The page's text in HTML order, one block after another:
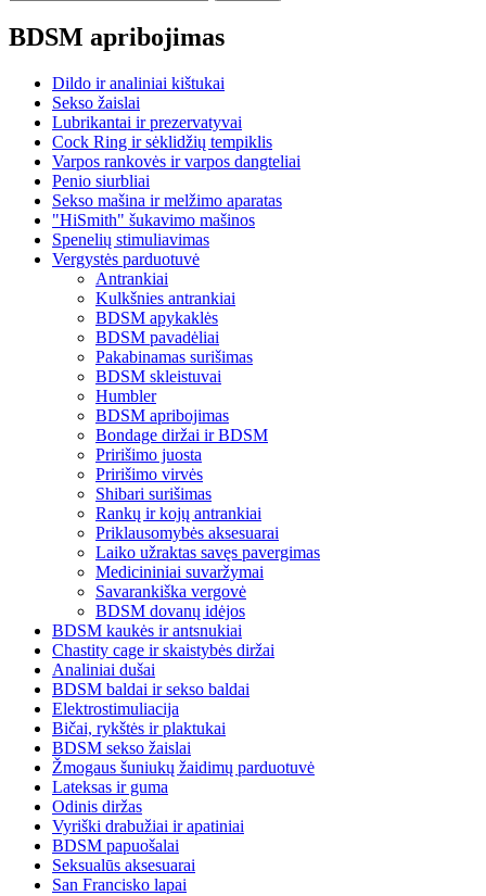
BDSM apribojimas
Dildo ir analiniai kištukai
Sekso žaislai
Lubrikantai ir prezervatyvai
Cock Ring ir sėklidžių tempiklis
Varpos rankovės ir varpos dangteliai
Penio siurbliai
Sekso mašina ir melžimo aparatas
"HiSmith" šukavimo mašinos
Spenelių stimuliavimas
Vergystės parduotuvė
Antrankiai
Kulkšnies antrankiai
BDSM apykaklės
BDSM pavadėliai
Pakabinamas surišimas
BDSM skleistuvai
Humbler
BDSM apribojimas
Bondage diržai ir BDSM
Pririšimo juosta
Pririšimo virvės
Shibari surišimas
Rankų ir kojų antrankiai
Priklausomybės aksesuarai
Laiko užraktas savęs pavergimas
Medicininiai suvaržymai
Savarankiška vergovė
BDSM dovanų idėjos
BDSM kaukės ir antsnukiai
Chastity cage ir skaistybės diržai
Analiniai dušai
BDSM baldai ir sekso baldai
Elektrostimuliacija
Bičai, rykštės ir plaktukai
BDSM sekso žaislai
Žmogaus šuniukų žaidimų parduotuvė
Lateksas ir guma
Odinis diržas
Vyriški drabužiai ir apatiniai
BDSM papuošalai
Seksualūs aksesuarai
San Francisko lapai